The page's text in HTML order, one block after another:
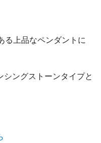
る上品なペンダントに
ングストーンタイプと